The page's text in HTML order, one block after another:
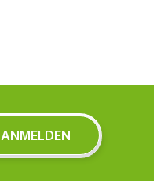
ANMELDEN